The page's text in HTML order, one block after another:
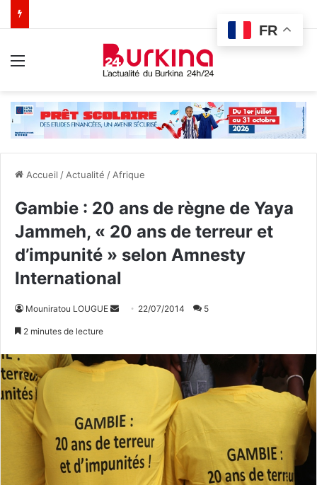
Accueil / Actualité / Afrique
Gambie : 20 ans de règne de Yaya
Jammeh, « 20 ans de terreur et
d’impunité » selon Amnesty
International
Mouniratou LOUGUE
o
u
n
c
22/07/2014 5
2 minutes de lecture
FR